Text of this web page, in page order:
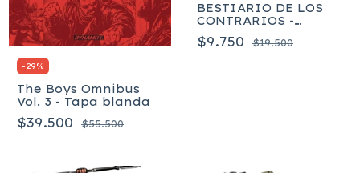
-29%
The Boys Omnibus
Vol. 3 - Tapa blanda
$39.500 $55.500
BESTIARIO DE LOS
CONTRARIOS -
Barman Adrienne
$9.750 $19.500